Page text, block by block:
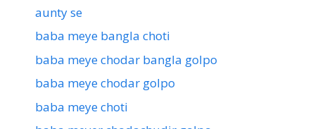
aunty se
baba meye bangla choti
baba meye chodar bangla golpo
baba meye chodar golpo
baba meye choti